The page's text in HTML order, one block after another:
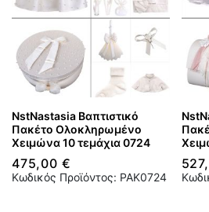
NstNastasia Βαπτιστικό
Πακέτο Ολοκληρωμένο
Χειμώνα 10 τεμάχια 0724
475,00 €
Κωδικός Προϊόντος: PAK0724